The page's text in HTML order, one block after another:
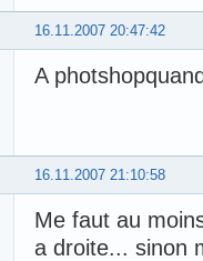
16.11.2007 20:47:42
A
16.11.2007 21:10:58
Me faut au
a droite... sinon